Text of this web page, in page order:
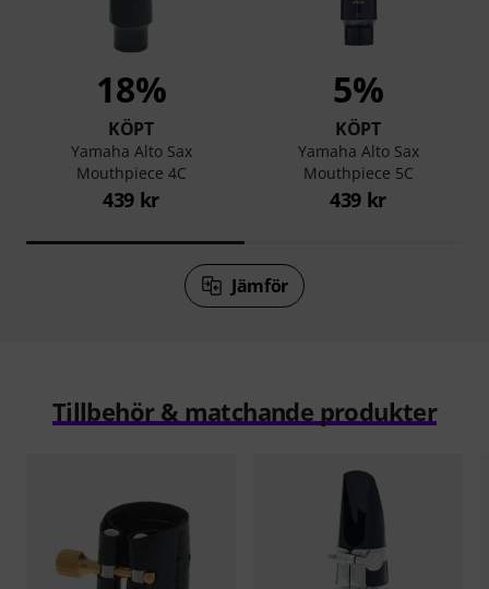
18%
KÖPT
Yamaha Alto Sax
Mouthpiece 4C
439 kr
5%
KÖPT
Yamaha Alto Sax
Mouthpiece 5C
439 kr
Jämför
Tillbehör & matchande produkter